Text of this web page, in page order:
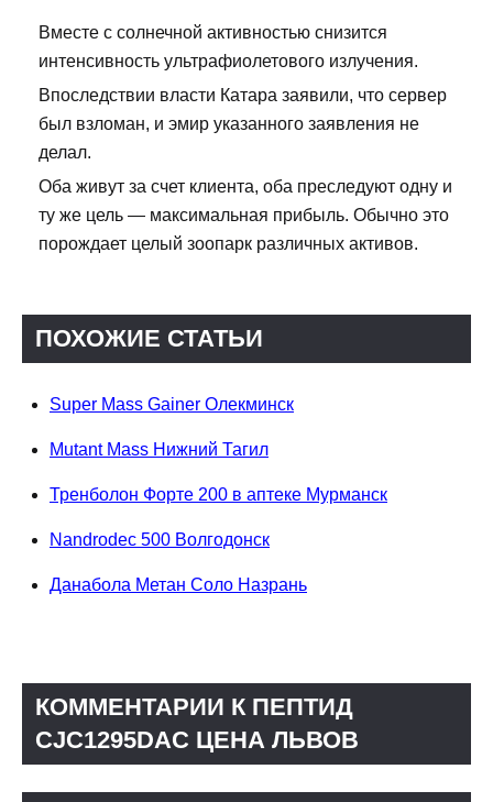
Вместе с солнечной активностью снизится
интенсивность ультрафиолетового излучения.
Впоследствии власти Катара заявили, что сервер
был взломан, и эмир указанного заявления не
делал.
Оба живут за счет клиента, оба преследуют одну и
ту же цель — максимальная прибыль. Обычно это
порождает целый зоопарк различных активов.
ПОХОЖИЕ СТАТЬИ
Super Mass Gainer Олекминск
Mutant Mass Нижний Тагил
Тренболон Форте 200 в аптеке Мурманск
Nandrodec 500 Волгодонск
Данабола Метан Соло Назрань
КОММЕНТАРИИ К ПЕПТИД
CJC1295DAC ЦЕНА ЛЬВОВ